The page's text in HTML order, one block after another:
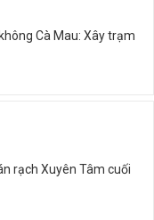
Cà Mau: Xây trạm
rạch Xuyên Tâm cuối